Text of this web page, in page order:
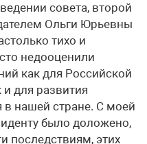
совета, второй
Ольги Юрьевны
тихо и
недооценили
как для Российской
для развития
в нашей стране. С моей
было доложено,
последствиям, этих